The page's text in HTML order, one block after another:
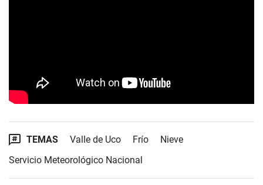
TEMAS Valle de Uco Frío
Nieve
Servicio Meteorológico Nacional